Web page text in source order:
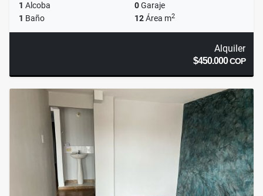
1 Alcoba 0Garaje
1 Baño 12Área m2
Alquiler
$450.000COP